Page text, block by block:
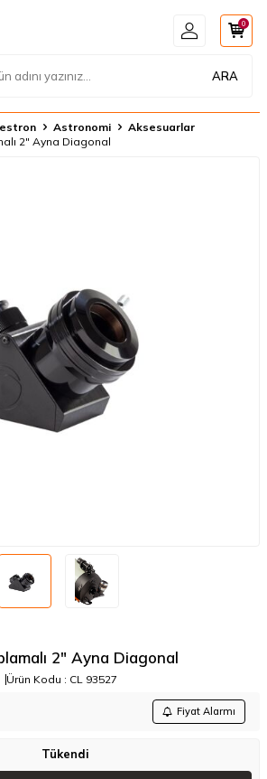
ARA
0
Astronomi
Aksesuarlar
2" Ayna Diagonal
2" Ayna Diagonal
Ürün Kodu : CL 93527
Fiyat Alarmı
Tükendi